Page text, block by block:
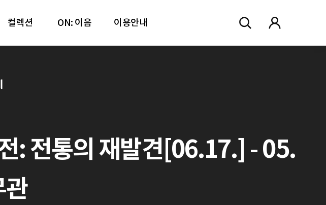
컬렉션 ON: 이음 이용안내
: 전통의 재발견[06.17.] - 05.
관